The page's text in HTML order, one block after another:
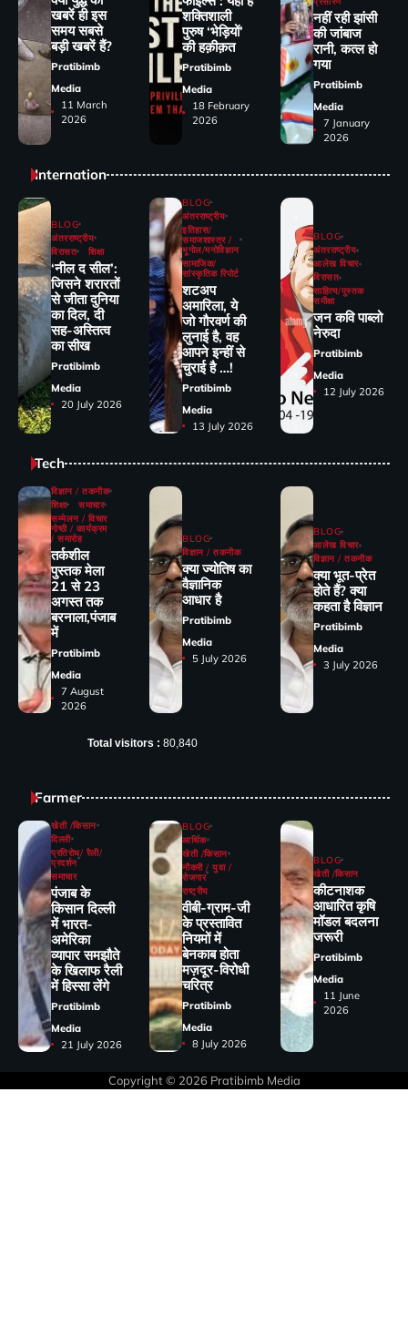
खबरें ही इस
समय सबसे
बड़ी खबरें हैं?
Pratibimb
Media
11 March
2026
शक्तिशाली
पुरुष ‘भेड़ियों’
की हक़ीक़त
Pratibimb
Media
18 February
2026
नहीं रही झांसी
की जांंबाज
रानी, कत्‍ल हो
गया
Pratibimb
Media
7 January
2026
Internation
BLOG
अंतरराष्ट्रीय
विरासत
शिक्षा
‘नील द सील’:
जिसने शरारतों
से जीता दुनिया
का दिल, दी
सह-अस्तित्व
का सीख
Pratibimb
Media
20 July 2026
BLOG
अंतरराष्ट्रीय
इतिहास/
समाजशास्त्र /
भूगोल/मनोविज्ञान
सामाजिक/
सांस्कृतिक रिपोर्ट
शटअप
अमारिला, ये
जो गौरवर्ण की
लुनाई है, वह
आपने इन्हीं से
चुराई है …!
Pratibimb
Media
13 July 2026
BLOG
अंतरराष्ट्रीय
आलेख विचार
विरासत
साहित्य/पुस्तक
समीक्षा
जन कवि पाब्लो
नेरुदा
Pratibimb
Media
12 July 2026
Tech
विज्ञान / तकनीक
शिक्षा
समाचार
सम्मेलन / विचार
गोष्ठी / कार्यक्रम
/ समारोह
तर्कशील
पुस्तक मेला
21 से 23
अगस्त तक
बरनाला,पंजाब
में
Pratibimb
Media
7 August
2026
BLOG
विज्ञान / तकनीक
क्या ज्योतिष का
वैज्ञानिक
आधार है
Pratibimb
Media
5 July 2026
BLOG
आलेख विचार
विज्ञान / तकनीक
क्या भूत-प्रेत
होते हैं? क्या
कहता है विज्ञान
Pratibimb
Media
3 July 2026
Total visitors : 80,840
Farmer
खेती /किसान
दिल्ली
प्रतिरोध/ रैली/
प्रदर्शन
समाचार
पंजाब के
किसान दिल्ली
में भारत-
अमेरिका
व्यापार समझौते
के खिलाफ रैली
में हिस्सा लेंगे
Pratibimb
Media
21 July 2026
BLOG
आर्थिक
खेती /किसान
नौकरी / युवा /
रोजगार
राष्ट्रीय
वीबी-ग्राम-जी
के प्रस्तावित
नियमों में
बेनकाब होता
मज़दूर-विरोधी
चरित्र
Pratibimb
Media
8 July 2026
BLOG
खेती /किसान
कीटनाशक
आधारित कृषि
मॉडल बदलना
जरूरी
Pratibimb
Media
11 June
2026
Copyright © 2026 Pratibimb Media